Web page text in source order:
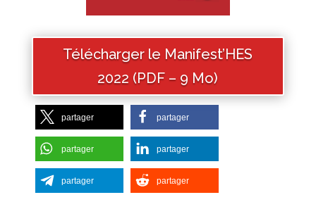
Télécharger le Manifest’HES
2022 (PDF – 9 Mo)
partager partager
partager partager
partager partager